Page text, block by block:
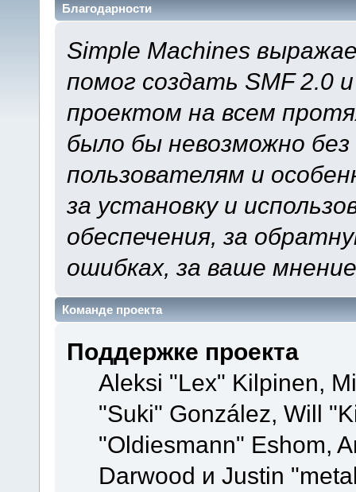
Благодарности
Simple Machines
помог создать SMF 2.0
проектом на всем
было бы невозможно
пользователям и
за установку и
обеспечения, за
ошибках, за ваше
Команде проекта
Поддержке проекта
Aleksi "Lex" Kilpinen,
"Suki" González, Will
"Oldiesmann" Eshom,
Darwood и Justin